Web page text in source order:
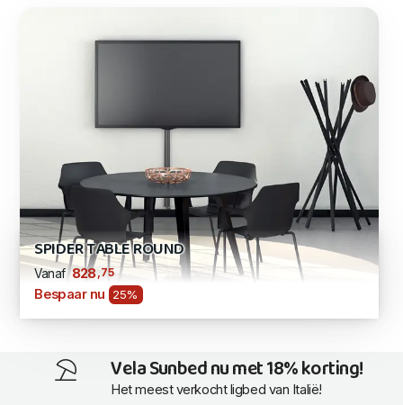
SPIDER TABLE ROUND
Vanaf 828 ,75
Bespaar nu 25%
Vela Sunbed nu met 18% korting!
Het meest verkocht ligbed van Italië!